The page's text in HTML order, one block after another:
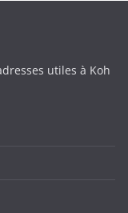
utiles à Koh